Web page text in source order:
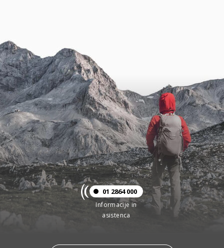
01 2864 000
Informacije in
asistenca